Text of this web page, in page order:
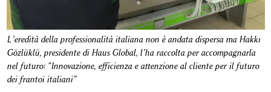
L’eredità della professionalità italiana non è andata dispersa ma Hakkı
Gözlüklü, presidente di Haus Global, l’ha raccolta per accompagnarla
nel futuro: “Innovazione, efficienza e attenzione al cliente per il futuro
dei frantoi italiani”